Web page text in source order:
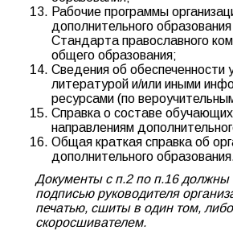
Рабочие программы
дополнительного
Стандарта православного
общего образования;
Сведения об обеспеченности
литературой и/или иными
ресурсами (по
Справка о составе
направлениям
Общая краткая справка об
дополнительного
Документы с п.2 по п.16 должны
подписью руководителя
печатью, сшиты в один том,
скоросшивателем.